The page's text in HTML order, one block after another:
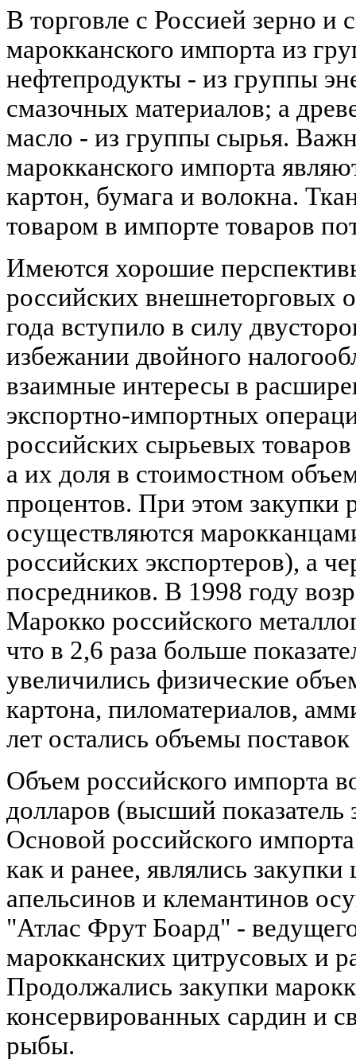
В торговле с Россией зерно
марокканского импорта из
нефтепродукты - из группы
смазочных материалов; а
масло - из группы сырья.
марокканского импорта
картон, бумага и волокна.
товаром в импорте товаров
Имеются хорошие
российских внешнеторговых
года вступило в силу
избежании двойного
взаимные интересы в
экспортно-импортных
российских сырьевых
а их доля в стоимостном
процентов. При этом закупки
осуществляются
российских экспортеров), а
посредников. В 1998 году
Марокко российского
что в 2,6 раза больше
увеличились физические
картона, пиломатериалов,
лет остались объемы
Объем российского импорта
долларов (высший показатель
Основой российского
как и ранее, являлись
апельсинов и клемантинов
"Атлас Фрут Боард" -
марокканских цитрусовых и
Продолжались закупки
консервированных сардин и
рыбы.